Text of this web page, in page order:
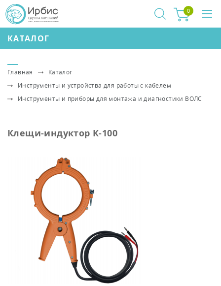
КАТАЛОГ
0
Главная
Каталог
Инструменты и устройства для работы с кабелем
Инструменты и приборы для монтажа и диагностики ВОЛС
Клещи-индуктор К-100